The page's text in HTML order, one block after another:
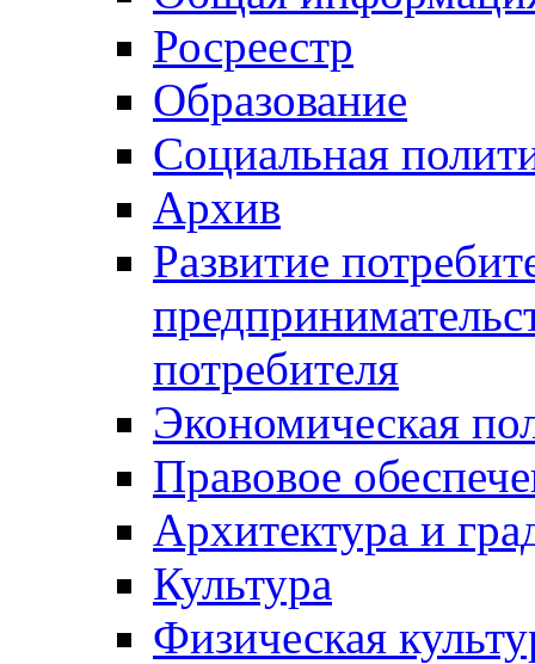
Росреестр
Образование
Социальная
Архив
Развитие
потребителя
Экономическая
Правовое
Архитектура и
Культура
Физическая